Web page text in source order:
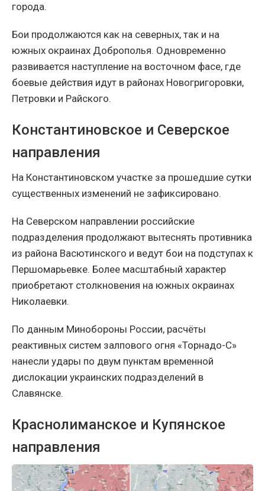
города.
Бои продолжаются как на северных, так и на
южных окраинах Доброполья. Одновременно
развивается наступление на восточном фасе, где
боевые действия идут в районах Новогригоровки,
Петровки и Райского.
Константиновское и Северское
направления
На Константиновском участке за прошедшие сутки
существенных изменений не зафиксировано.
На Северском направлении российские
подразделения продолжают вытеснять противника
из района Васютинского и ведут бои на подступах к
Першомарьевке. Более масштабный характер
приобретают столкновения на южных окраинах
Николаевки.
По данным Минобороны России, расчёты
реактивных систем залпового огня «Торнадо-С»
нанесли удары по двум пунктам временной
дислокации украинских подразделений в
Славянске.
Краснолиманское и Купянское
направления